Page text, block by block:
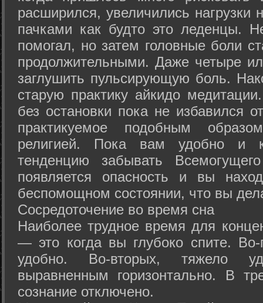
расширился, увеличились нагрузки
пачками как будто это леденцы.
помогал, но затем головные боли
продолжительными. Даже четыре
заглушить пульсирующую боль.
старую практику айкидо
без остановки пока не избавился
практикуемое подобным
религией. Пока вам удобно и
тенденцию забывать
появляется опасность и вы
беспомощном состоянии, что вы
Сосредоточение во время сна
Наиболее трудное время для
— это когда вы глубоко спите.
удобно. Во-вторых, тяжело
выравненным горизонтально. В
сознание отключено.